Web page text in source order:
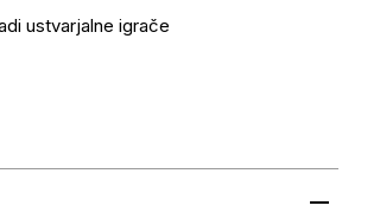
ustvarjalne igrače